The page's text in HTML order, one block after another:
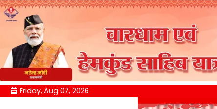
Skip Friday, Aug 07, 2026